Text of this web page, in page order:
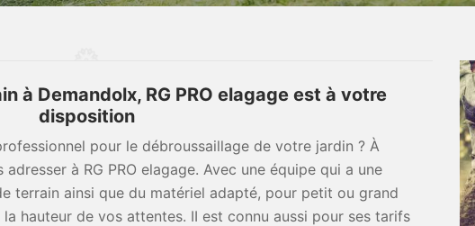
à Demandolx, RG PRO elagage est à votre
disposition
pour le débroussaillage de votre jardin ? À
à RG PRO elagage. Avec une équipe qui a une
terrain ainsi que du matériel adapté, pour petit ou grand
hauteur de vos attentes. II est connu aussi pour ses tarifs